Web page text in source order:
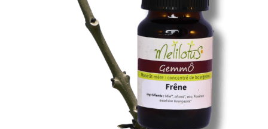
GemmÔ Frêne
AJOUTER AU PANIER
/